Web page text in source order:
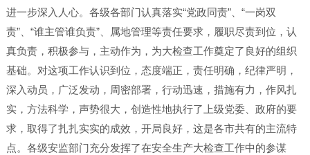
进一步深入人心。各级各部门认真落实“党政同责”、“一岗双
责”、“谁主管谁负责”、属地管理等责任要求，履职尽责到位，认
真负责，积极参与，主动作为，为大检查工作奠定了良好的组织
基础。对这项工作认识到位，态度端正，责任明确，纪律严明，
深入动员，广泛发动，周密部署，行动迅速，措施有力，作风扎
实，方法科学，声势很大，创造性地执行了上级党委、政府的要
求，取得了扎扎实实的成效，开局良好，这是各市共有的主流特
点。各级安监部门充分发挥了在安全生产大检查工作中的参谋